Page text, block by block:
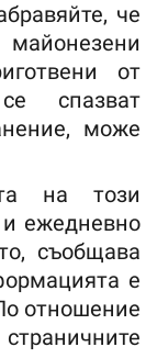
че
от
спазват
може
на този
и ежедневно
съобщава
е
отношение